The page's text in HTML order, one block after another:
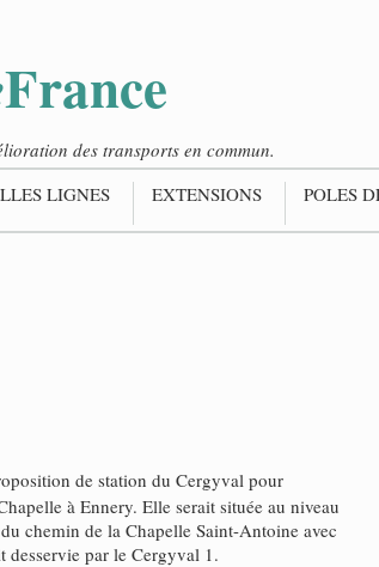
France
des transports en commun.
LIGNES EXTENSIONS POLES
de station du Cergyval pour
à Ennery. Elle serait située au niveau
chemin de la Chapelle Saint-Antoine avec
desservie par le Cergyval 1.